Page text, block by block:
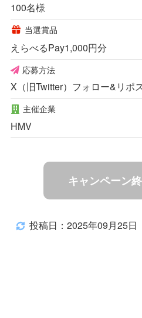
100名様
当選賞品
えらべるPay1,000円分
応募方法
X（旧Twitter）フォロー&リポ
主催企業
HMV
キャンペーン
投稿日：2025年09月25日